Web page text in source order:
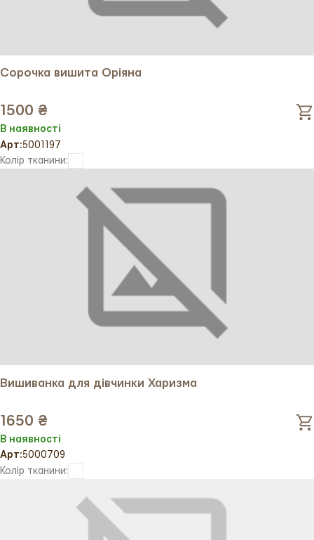
Сорочка вишита Оріяна
1500 ₴
В наявності
Арт:5001197
Колір тканини:
Вишиванка для дівчинки Харизма
1650 ₴
В наявності
Арт:5000709
Колір тканини: